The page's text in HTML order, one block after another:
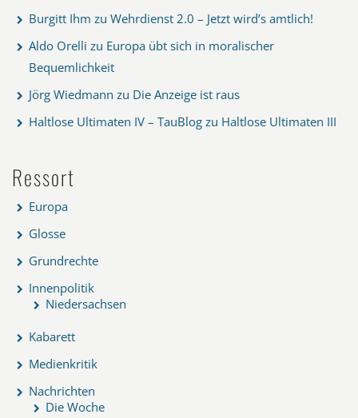
Burgitt Ihm zu Wehrdienst 2.0 – Jetzt wird’s amtlich!
Aldo Orelli zu Europa übt sich in moralischer
Bequemlichkeit
Jörg Wiedmann zu Die Anzeige ist raus
Haltlose Ultimaten IV – TauBlog zu Haltlose Ultimaten III
Ressort
Europa
Glosse
Grundrechte
Innenpolitik
Niedersachsen
Kabarett
Medienkritik
Nachrichten
Die Woche